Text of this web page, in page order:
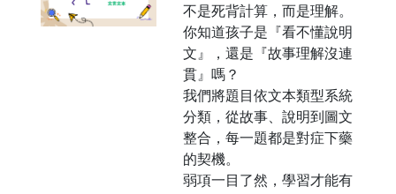
不是死背計算，而是理解。
你知道孩子是『看不懂說明
文』，還是『故事理解沒連
貫』嗎？
我們將題目依文本類型系統
分類，從故事、說明到圖文
整合，每一題都是對症下藥
的契機。
弱項一目了然，學習才能有